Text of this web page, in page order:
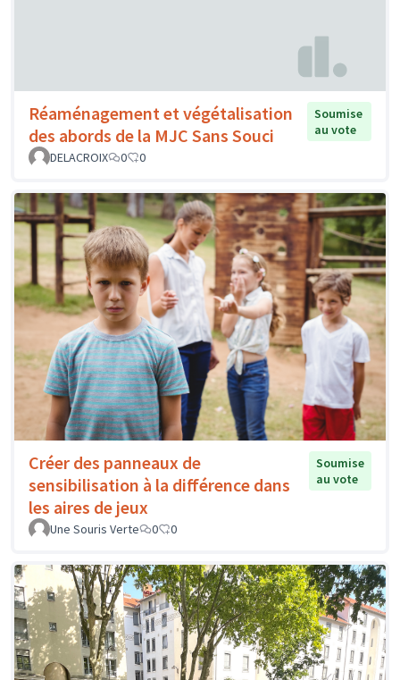
Réaménagement et végétalisation
des abords de la MJC Sans Souci
Soumise
au vote
DELACROIX
0 0
Créer des panneaux de
sensibilisation à la différence dans
les aires de jeux
Soumise
au vote
Une Souris Verte 0 0